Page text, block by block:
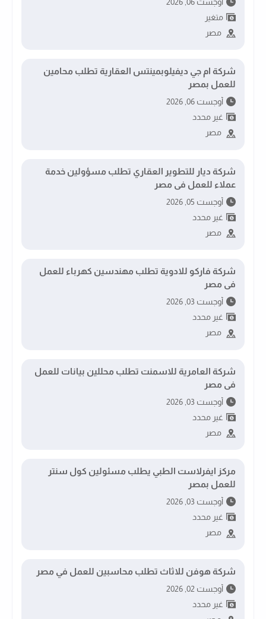
متغير
مصر
شركة ام جي ديفيلوبمينتس العقارية تطلب محامين
للعمل بمصر
أوجست 06, 2026
غير محدد
مصر
شركة ديار للتطوير العقاري تطلب مسؤولين خدمة
عملاء للعمل فى مصر
أوجست 05, 2026
غير محدد
مصر
شركة فاركو للادوية تطلب مهندسين كهرباء للعمل
فى مصر
أوجست 03, 2026
غير محدد
مصر
شركة العامرية للاسمنت تطلب محللين بيانات للعمل
فى مصر
أوجست 03, 2026
غير محدد
مصر
مركز ايفرلاست الطبي يطلب مسئولين كول سنتر
للعمل بمصر
أوجست 03, 2026
غير محدد
مصر
شركة هوفن للاثاث تطلب محاسبين للعمل في مصر
أوجست 02, 2026
غير محدد